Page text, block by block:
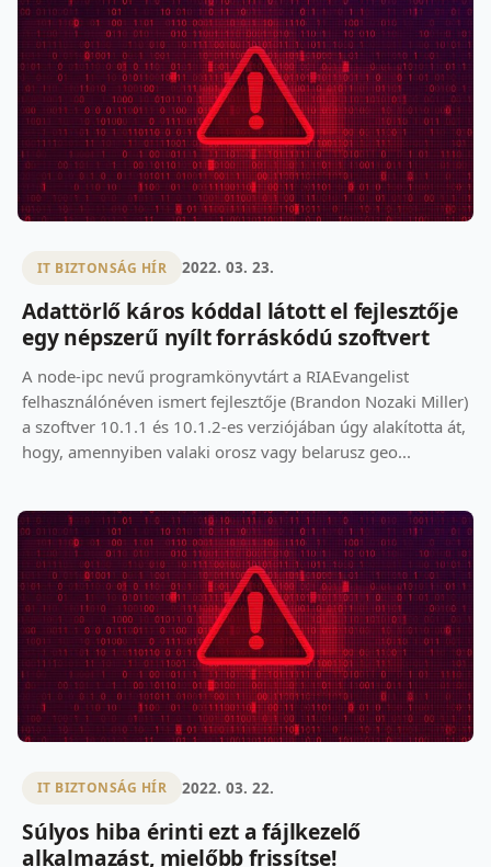
IT BIZTONSÁG HÍR 2022. 03. 23.
Adattörlő káros kóddal látott el fejlesztője
egy népszerű nyílt forráskódú szoftvert
A node-ipc nevű programkönyvtárt a RIAEvangelist
felhasználónéven ismert fejlesztője (Brandon Nozaki Miller)
a szoftver 10.1.1 és 10.1.2-es verziójában úgy alakította át,
hogy, amennyiben valaki orosz vagy belarusz geo...
IT BIZTONSÁG HÍR 2022. 03. 22.
Súlyos hiba érinti ezt a fájlkezelő
alkalmazást, mielőbb frissítse!